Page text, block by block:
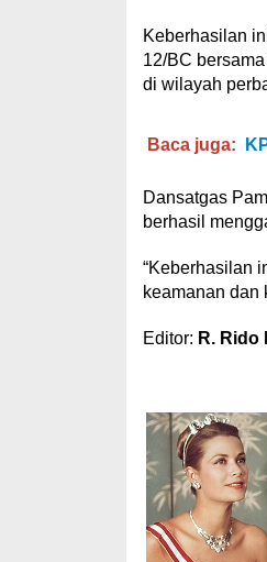
Keberhasilan
12/BC
di wilayah
Baca juga:
Dansatgas
berhasil
“Keberhasilan
keamanan dan
Editor: R. Rido